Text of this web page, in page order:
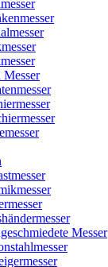
Messer
Messer